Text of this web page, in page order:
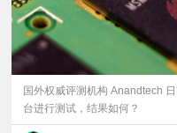
国外权威评测机构 Anandtech
台进行测试，结果如何？